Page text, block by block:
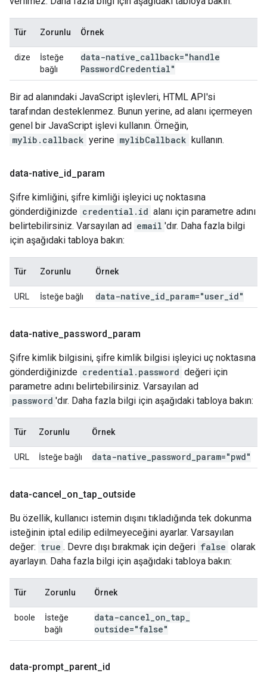
Tür Zorunlu Örnek
dize
İsteğe
bağlı
data-native callback="handle
PasswordCredential"
Bir ad alanındaki JavaScript işlevleri, HTML API'si
tarafından desteklenmez. Bunun yerine, ad alanı içermeyen
genel bir JavaScript işlevi kullanın. Örneğin,
mylib.callback yerine mylibCallback kullanın.
data-native id param
Şifre kimliğini, şifre kimliği işleyici uç noktasına
gönderdiğinizde credential.id alanı için parametre adını
belirtebilirsiniz. Varsayılan ad email 'dır. Daha fazla bilgi
için aşağıdaki tabloya bakın:
Tür Zorunlu Örnek
URL İsteğe bağlı data-native id param="user id"
data-native password param
Şifre kimlik bilgisini, şifre kimlik bilgisi işleyici uç noktasına
gönderdiğinizde credential.password değeri için
parametre adını belirtebilirsiniz. Varsayılan ad
password 'dır. Daha fazla bilgi için aşağıdaki tabloya bakın:
Tür Zorunlu Örnek
URL İsteğe bağlı data-native password param="pwd"
data-cancel on _tap outside
Bu özellik, kullanıcı istemin dışını tıkladığında tek dokunma
isteğinin iptal edilip edilmeyeceğini ayarlar. Varsayılan
değer: true . Devre dışı bırakmak için değeri false olarak
ayarlayın. Daha fazla bilgi için aşağıdaki tabloya bakın:
Tür Zorunlu Örnek
boole
İsteğe
bağlı
data-cancel on tap
outside="false"
data-prompt parent id